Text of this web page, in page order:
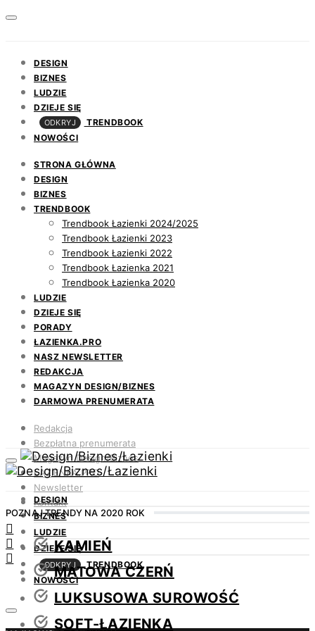
DESIGN
BIZNES
LUDZIE
DZIEJE SIĘ
ODKRYJ
TRENDBOOK
NOWOŚCI
STRONA GŁÓWNA
DESIGN
BIZNES
TRENDBOOK
Trendbook Łazienki 2024/2025
Trendbook Łazienki 2023
Trendbook Łazienki 2022
Trendbook Łazienka 2021
Trendbook Łazienka 2020
LUDZIE
DZIEJE SIĘ
PORADY
ŁAZIENKA.PRO
NASZ NEWSLETTER
REDAKCJA
MAGAZYN DESIGN/BIZNES
DARMOWA PRENUMERATA
Redakcja
Bezpłatna prenumerata
Magazyn Design/Biznes
ŁAZIENKA.PRO
Newsletter
Kontakt
DESIGN
BIZNES
LUDZIE
DZIEJE SIĘ
ODKRYJ
TRENDBOOK
NOWOŚCI
POZNAJ TRENDY NA 2020 ROK
KAMIEŃ
MATOWA CZERŃ
LUKSUSOWA SUROWOŚĆ
SOFT-ŁAZIENKA